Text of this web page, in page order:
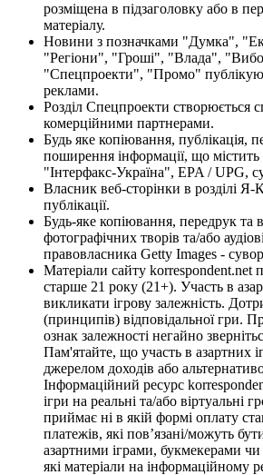
розміщена в підзаголовку або в
матеріалу.
Новини з позначками "Думка",
"Регіони", "Гроші", "Влада",
"Спецпроекти", "Промо"
реклами.
Розділ Спецпроекти створюється
комерційними партнерами.
Будь яке копіювання, публікація,
поширення інформації, що
"Інтерфакс-Україна", EPA / UPG,
Власник веб-сторінки в розділі Я-
публікації.
Будь-яке копіювання, передрук та
фотографічних творів та/або
правовласника Getty Images -
Матеріали сайту korrespondent.net
старше 21 року (21+). Участь в
викликати ігрову залежність.
(принципів) відповідальної гри.
ознак залежності негайно
Пам'ятайте, що участь в азартних
джерелом доходів або
Інформаційний ресурс
ігри на реальні та/або віртуальні
приймає ні в якій формі оплату
платежів, які пов’язані/можуть
азартними іграми, букмекерами чи
які матеріали на інформаційному